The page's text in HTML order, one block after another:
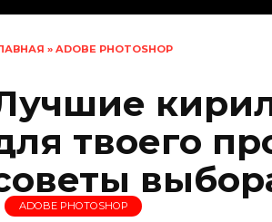
» ADOBE PHOTOSHOP
твоего
ADOBE PHOTOSHOP